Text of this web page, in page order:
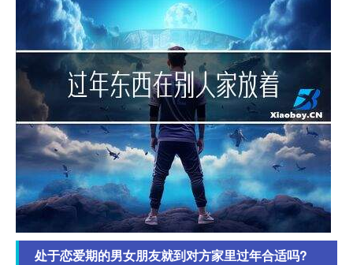
处于恋爱期的男女朋友就到对方家里过年合适吗?